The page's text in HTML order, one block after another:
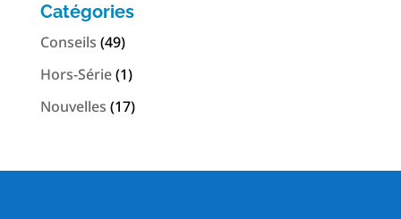
Catégories
Conseils (49)
Hors-Série(1)
Nouvelles (17)